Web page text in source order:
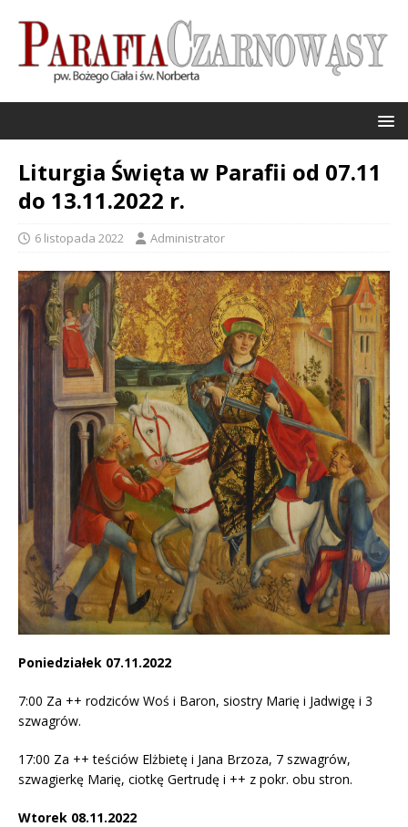
Liturgia Święta w Parafii od 07.11
do 13.11.2022 r.
6 listopada 2022 Administrator
Poniedziałek 07.11.2022
7:00 Za ++ rodziców Woś i Baron, siostry Marię i Jadwigę i 3
szwagrów.
17:00 Za ++ teściów Elżbietę i Jana Brzoza, 7 szwagrów,
szwagierkę Marię, ciotkę Gertrudę i ++ z pokr. obu stron.
Wtorek 08.11.2022